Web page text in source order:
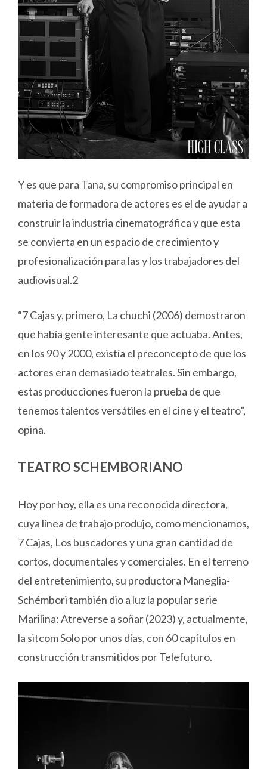
Y es que para Tana, su compromiso principal en
materia de formadora de actores es el de ayudar a
construir la industria cinematográfica y que esta
se convierta en un espacio de crecimiento y
profesionalización para las y los trabajadores del
audiovisual.2
“7 Cajas y, primero, La chuchi (2006) demostraron
que había gente interesante que actuaba. Antes,
en los 90 y 2000, existía el preconcepto de que los
actores eran demasiado teatrales. Sin embargo,
estas producciones fueron la prueba de que
tenemos talentos versátiles en el cine y el teatro”,
opina.
TEATRO SCHEMBORIANO
Hoy por hoy, ella es una reconocida directora,
cuya línea de trabajo produjo, como mencionamos,
7 Cajas, Los buscadores y una gran cantidad de
cortos, documentales y comerciales. En el terreno
del entretenimiento, su productora Maneglia-
Schémbori también dio a luz la popular serie
Marilina: Atreverse a soñar (2023) y, actualmente,
la sitcom Solo por unos días, con 60 capítulos en
construcción transmitidos por Telefuturo.